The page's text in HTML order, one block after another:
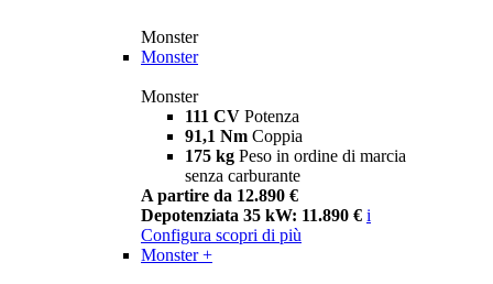
Monster
Monster
Monster
111 CV Potenza
91,1 Nm Coppia
175 kg Peso in ordine di marcia
senza carburante
A partire da 12.890 €
Depotenziata 35 kW: 11.890 € i
Configura scopri di più
Monster +